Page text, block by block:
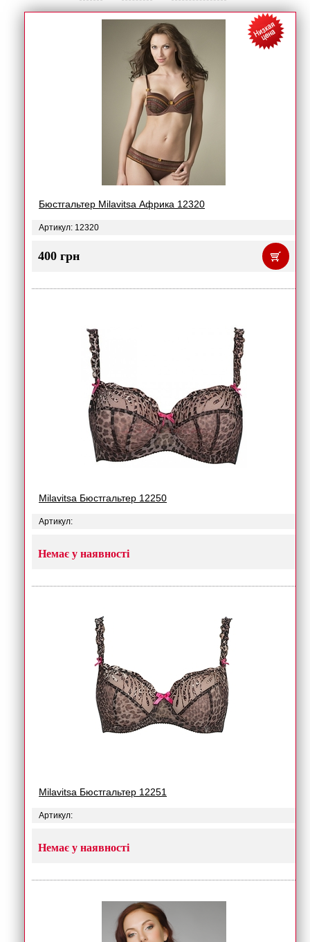
Бюстгальтер Milavitsa Африка 12320
Артикул: 12320
400 грн
Milavitsa Бюстгальтер 12250
Артикул:
Немає у наявності
Milavitsa Бюстгальтер 12251
Артикул:
Немає у наявності